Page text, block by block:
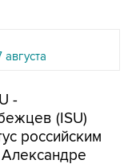
-
(ISU)
российским